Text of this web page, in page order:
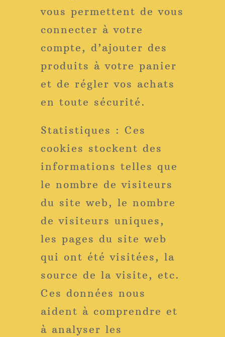
vous permettent de vous
connecter à votre
compte, d’ajouter des
produits à votre panier
et de régler vos achats
en toute sécurité.
Statistiques : Ces
cookies stockent des
informations telles que
le nombre de visiteurs
du site web, le nombre
de visiteurs uniques,
les pages du site web
qui ont été visitées, la
source de la visite, etc.
Ces données nous
aident à comprendre et
à analyser les